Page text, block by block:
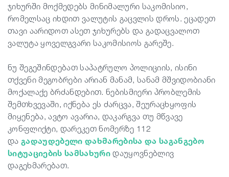
ჯიხურში მოქმედებს მინიმალური საკომისიო,
რომელსაც იხდით ვალუტის გაცვლის დროს. ეცადეთ
თავი აარიდოთ ასეთ ჯიხურებს და გადაცვალოთ
ვალუტა ყოველგვარი საკომისიოს გარეშე.
ნუ შეგეშინდებათ საპატრულო პოლიციის, ისინი
თქვენი მეგობრები არიან მანამ, სანამ მშვიდობიანი
მოქალაქე ბრძანდებით. ნებისმიერი პრობლემის
შემთხვევაში, იქნება ეს ძარცვა, შეურაცხყოფის
მიყენება, ავტო ავარია, დაკარგვა თუ მწვავე
კონფლიქტი, დარეკეთ ნომერზე 112
და გადაუდებელი დახმარებისა და საგანგებო
სიტუაციების სამსახური დაუყოვნებლივ
დაგეხმარებათ.